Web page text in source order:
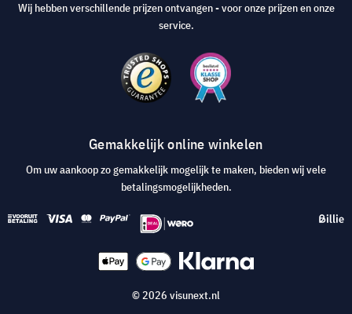
Wij hebben verschillende prijzen ontvangen - voor onze prijzen en onze
service.
Gemakkelijk online winkelen
Om uw aankoop zo gemakkelijk mogelijk te maken, bieden wij vele
betalingsmogelijkheden.
© 2026 visunext.nl